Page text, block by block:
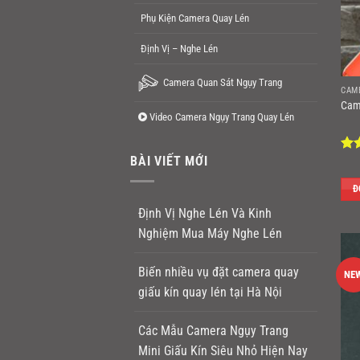
Phụ Kiện Camera Quay Lén
Định Vị – Nghe Lén
Camera Quan Sát Ngụy Trang
Video Camera Ngụy Trang Quay Lén
BÀI VIẾT MỚI
Định Vị Nghe Lén Và Kinh
Nghiệm Mua Máy Nghe Lén
Biến nhiều vụ đặt camera quay
giấu kín quay lén tại Hà Nội
Các Mẫu Camera Ngụy Trang
Mini Giấu Kín Siêu Nhỏ Hiện Nay
sao